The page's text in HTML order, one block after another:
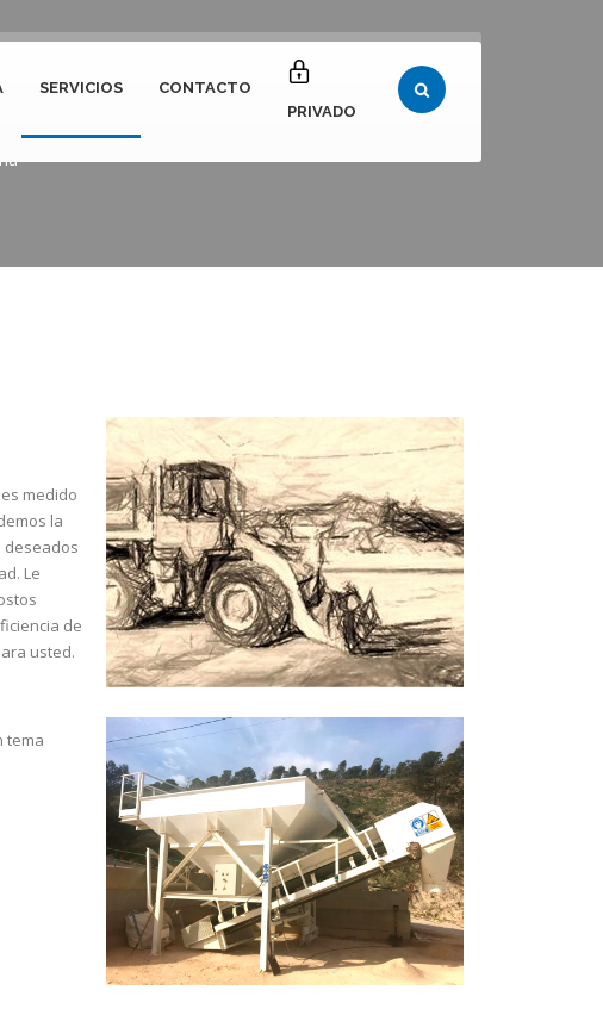
SERVICIOS
CONTACTO
PRIVADO
medido
la
deseados
Le
de
usted.
tema